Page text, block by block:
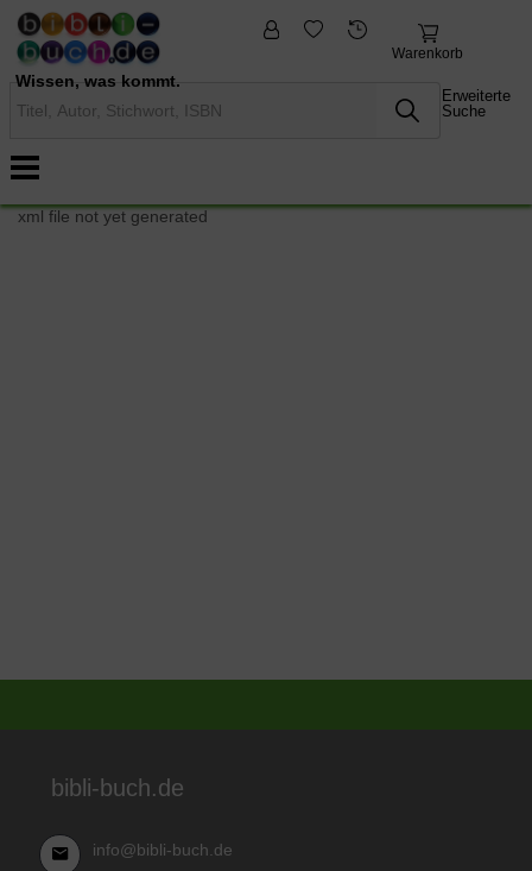
Wissen, was kommt.
Warenkorb
Erweiterte
Suche
fremdsprachige
Bücher
xml file not yet generated
bibli-buch.de
info@bibli-buch.de